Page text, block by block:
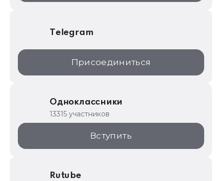
Telegram
Присоединиться
Одноклассники
13315 участников
Вступить
Rutube